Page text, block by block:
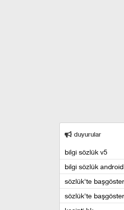
duyurular
bilgi sözlük v5
bilgi sözlük
sözlük'te
sözlük'te